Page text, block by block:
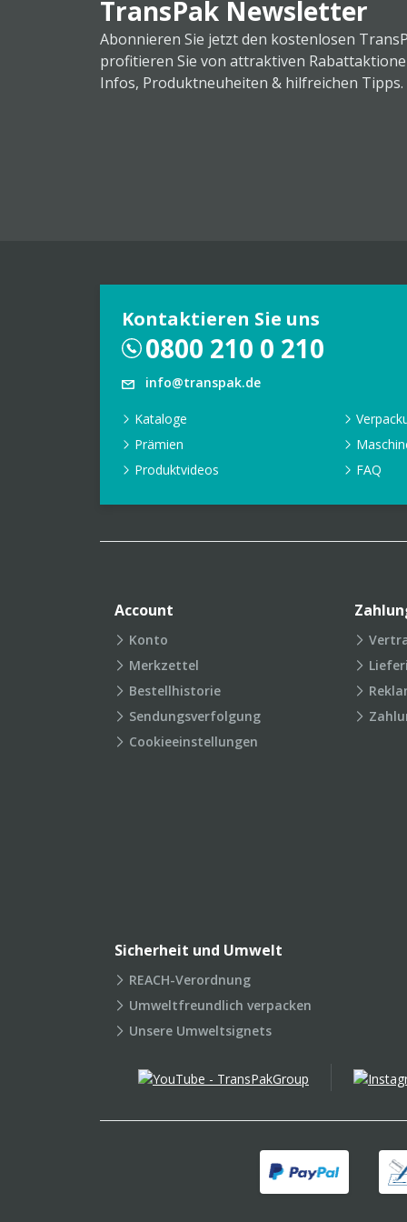
TransPak Newsletter
Abonnieren Sie jetzt den kostenlosen
profitieren Sie von attraktiven
Infos, Produktneuheiten & hilfreichen Tipps.
Kontaktieren Sie uns
0800 210 0 210
info@transpak.de
Kataloge
Prämien
Produktvideos
FAQ
Account
Konto
Merkzettel
Bestellhistorie
Sendungsverfolgung
Cookieeinstellungen
Sicherheit und Umwelt
REACH-Verordnung
Umweltfreundlich verpacken
Unsere Umweltsignets